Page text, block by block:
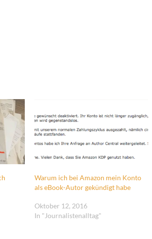
Warum ich bei Amazon mein Konto
als eBook-Autor gekündigt habe
Oktober 12, 2016
In "Journalistenalltag"